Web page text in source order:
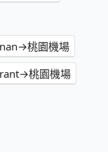
桃園機場
桃園機場